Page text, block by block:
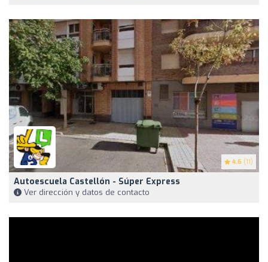
4.6 (11)
Autoescuela Castellón - Súper Express
Ver dirección y datos de contacto